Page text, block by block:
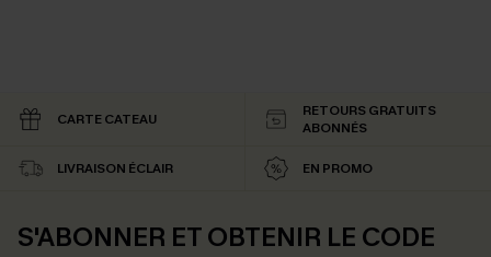
CARTE CATEAU
RETOURS GRATUITS
ABONNÉS
LIVRAISON ÉCLAIR EN PROMO
S'ABONNER ET OBTENIR LE CODE